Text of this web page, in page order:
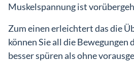
Muskelspannung ist
Zum einen erleichtert das die
können Sie all die Bewegungen
besser spüren als ohne